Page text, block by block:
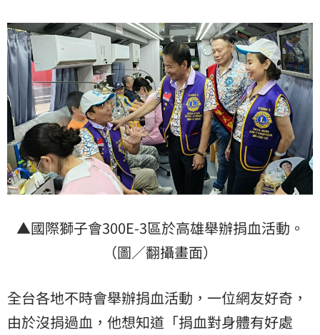
▲國際獅子會300E-3區於高雄舉辦捐血活動。
（圖／翻攝畫面）
全台各地不時會舉辦捐血活動，一位網友好奇，
由於沒捐過血，他想知道「捐血對身體有好處